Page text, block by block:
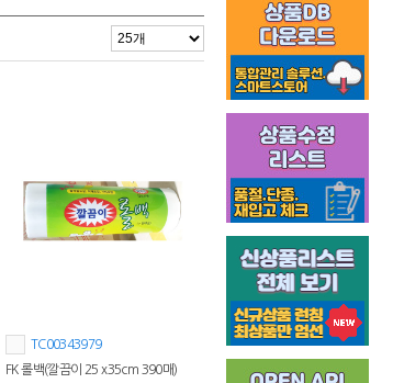
TC00343979
FK 롤백(깔끔이 25 x35cm 390매)